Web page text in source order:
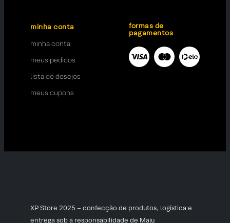
minha conta
minha conta
meus pedidos
lista de desejos
meus cupons
formas de
pagamentos
XP Store 2025 – confecção de produtos, logística e
entrega sob a responsabilidade de Maju